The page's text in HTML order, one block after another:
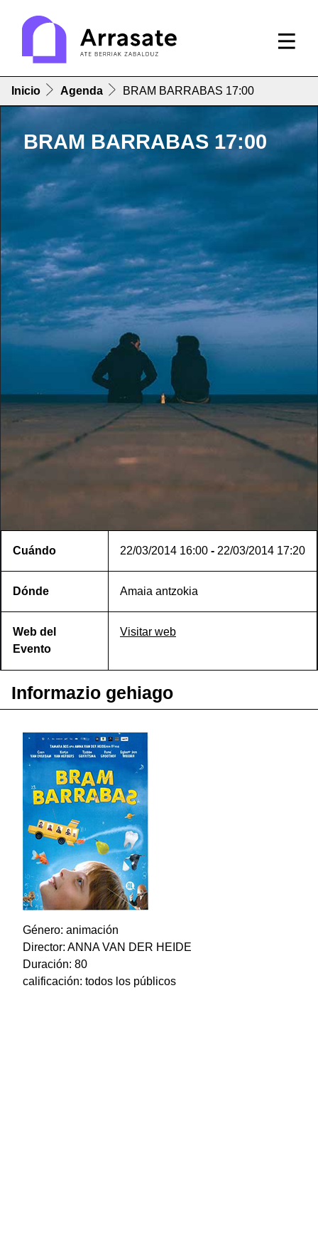
Inicio Agenda BRAM BARRABAS 17:00
BRAM BARRABAS 17:00
Cuándo 22/03/2014 16:00 - 22/03/2014 17:20
Dónde Amaia antzokia
Web del
Evento
Visitar web
Informazio gehiago
Género: animación
Director: ANNA VAN DER HEIDE
Duración: 80
calificación: todos los públicos